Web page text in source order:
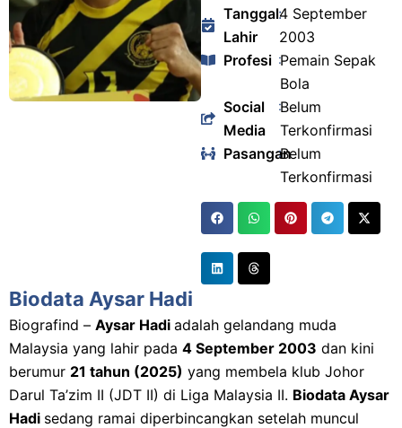
Tanggal
Lahir
:4 September
2003
Profesi :Pemain Sepak
Bola
Social
Media
:Belum
Terkonfirmasi
Pasangan
:Belum
Terkonfirmasi
Biodata Aysar Hadi
Biografind – Aysar Hadi adalah gelandang muda
Malaysia yang lahir pada 4 September 2003 dan kini
berumur 21 tahun (2025) yang membela klub Johor
Darul Ta’zim II (JDT II) di Liga Malaysia II. Biodata Aysar
Hadi sedang ramai diperbincangkan setelah muncul